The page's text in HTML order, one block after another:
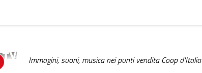
Immagini, suoni, musica nei punti vendita Coop d'Italia